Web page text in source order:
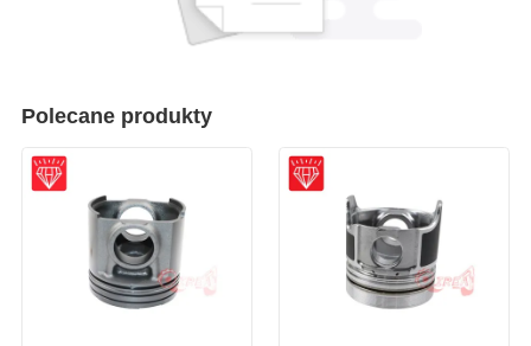
Polecane produkty